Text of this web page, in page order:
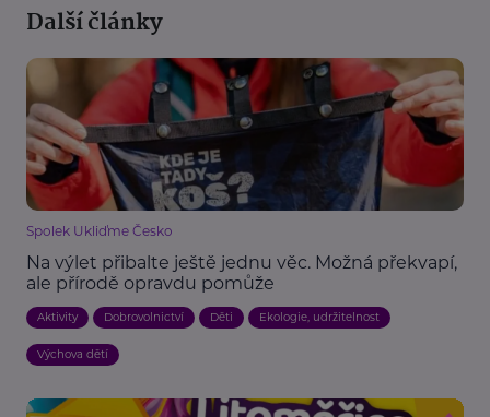
Další články
Spolek Ukliďme Česko
Na výlet přibalte ještě jednu věc. Možná překvapí,
ale přírodě opravdu pomůže
Aktivity Dobrovolnictví Děti Ekologie, udržitelnost
Výchova dětí